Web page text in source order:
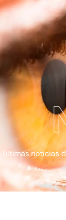
noticias